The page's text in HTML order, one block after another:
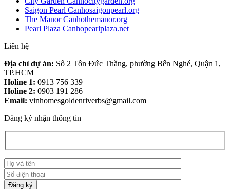
Saigon Pearl Canhosaigonpearl.org
The Manor Canhothemanor.org
Pearl Plaza Canhopearlplaza.net
Liên hệ
Địa chỉ dự án: Số 2 Tôn Đức Thắng, phường Bến Nghé, Quận 1,
TP.HCM
Holine 1: 0913 756 339
Holine 2: 0903 191 286
Email: vinhomesgoldenriverbs@gmail.com
Đăng ký nhận thông tin